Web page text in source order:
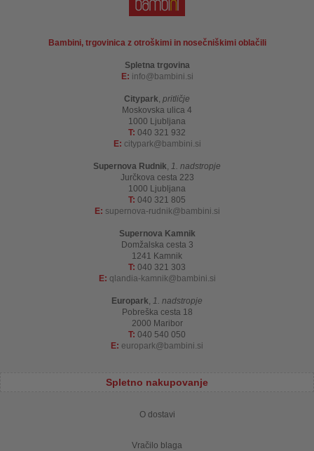
Bambini, trgovinica z otroškimi in nosečniškimi oblačili
Spletna trgovina
E: info bambini.si
Citypark, pritličje
Moskovska ulica 4
1000 Ljubljana
T: 040 321 932
E: citypark bambini.si
Supernova Rudnik, 1. nadstropje
Jurčkova cesta 223
1000 Ljubljana
T: 040 321 805
E: supernova-rudnik bambini.si
Supernova Kamnik
Domžalska cesta 3
1241 Kamnik
T: 040 321 303
E: qlandia-kamnik bambini.si
Europark, 1. nadstropje
Pobreška cesta 18
2000 Maribor
T: 040 540 050
E: europark bambini.si
Spletno nakupovanje
O dostavi
Vračilo blaga